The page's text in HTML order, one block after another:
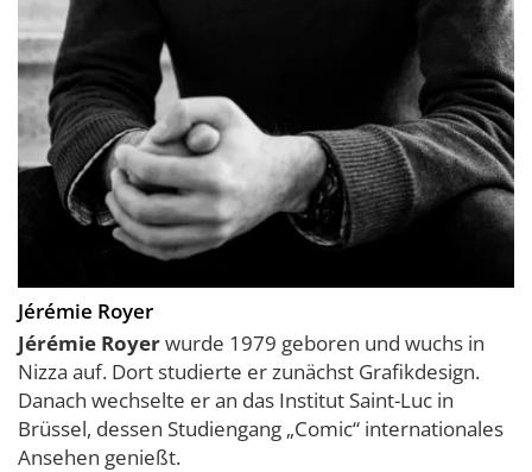
Jérémie Royer
Jérémie Royerwurde 1979 geboren und wuchs in
Nizza auf. Dort studierte er zunächst Grafikdesign.
Danach wechselte er an das Institut Saint-Luc in
Brüssel, dessen Studiengang „Comic“ internationales
Ansehen genießt.